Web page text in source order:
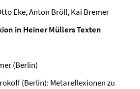
Eke, Anton Bröll, Kai Bremer
in Heiner Müllers Texten
(Berlin)
(Berlin): Metareflexionen zu